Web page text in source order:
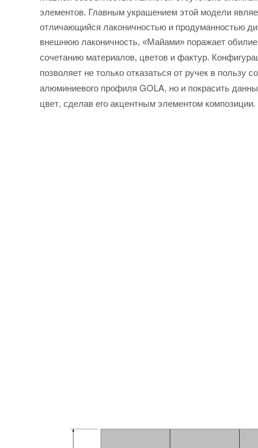
элементов. Главным украшением этой модели
отличающийся лаконичностью и продуманностью
внешнюю лаконичность, «Майами» поражает
сочетанию материалов, цветов и фактур.
позволяет не только отказаться от ручек в пользу
алюминиевого профиля GOLA, но и покрасить
цвет, сделав его акцентным элементом композиции.